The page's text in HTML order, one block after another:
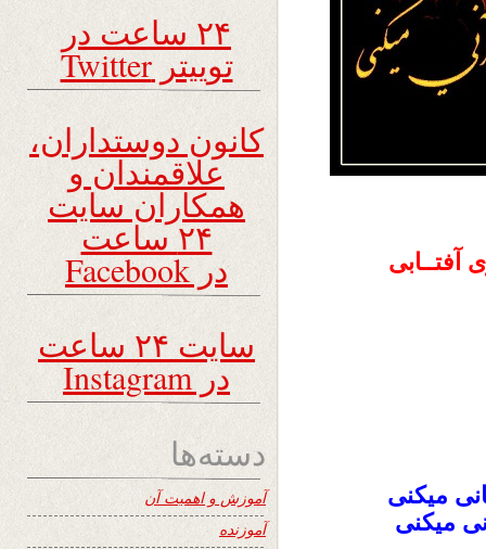
میکنی
میکنی
۲۴ ساعت در
توییتر Twitter
کانون دوستداران،
علاقمندان و
همکاران سایت
۲۴ ساعت
در Facebook
سایت ۲۴ ساعت
در Instagram
دسته‌ها
آموزش و اهمیت آن
آموزنده